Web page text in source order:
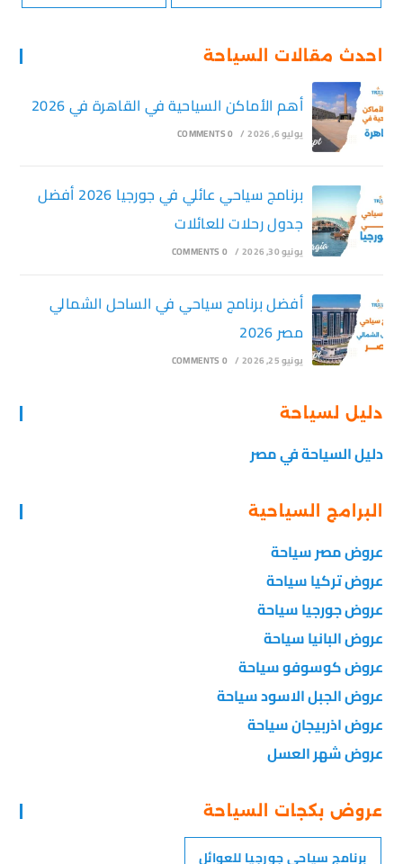
احدث مقالات السياحة
أهم الأماكن السياحية في القاهرة في 2026
يوليو 6, 2026 /
0 COMMENTS
برنامج سياحي عائلي في جورجيا 2026 أفضل
جدول رحلات للعائلات
يونيو 30, 2026 /
0 COMMENTS
أفضل برنامج سياحي في الساحل الشمالي
مصر 2026
يونيو 25, 2026 /
0 COMMENTS
دليل لسياحة
دليل السياحة في مصر
البرامج السياحية
عروض مصر سياحة
عروض تركيا سياحة
عروض جورجيا سياحة
عروض البانيا سياحة
عروض كوسوفو سياحة
عروض الجبل الاسود سياحة
عروض اذربيجان سياحة
عروض شهر العسل
عروض بكجات السياحة
برنامج سياحي جورجيا للعوائل